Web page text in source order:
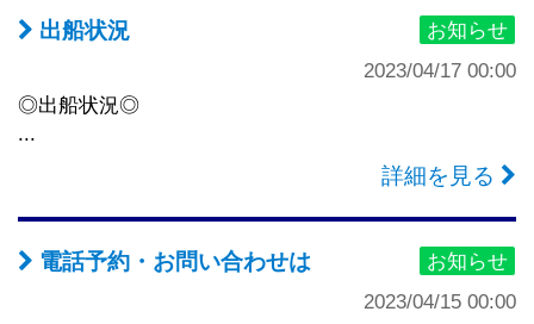
お知らせ
出船状況
2023/04/17 00:00
◎出船状況◎
...
詳細を見る
お知らせ
電話予約・お問い合わせは
2023/04/15 00:00